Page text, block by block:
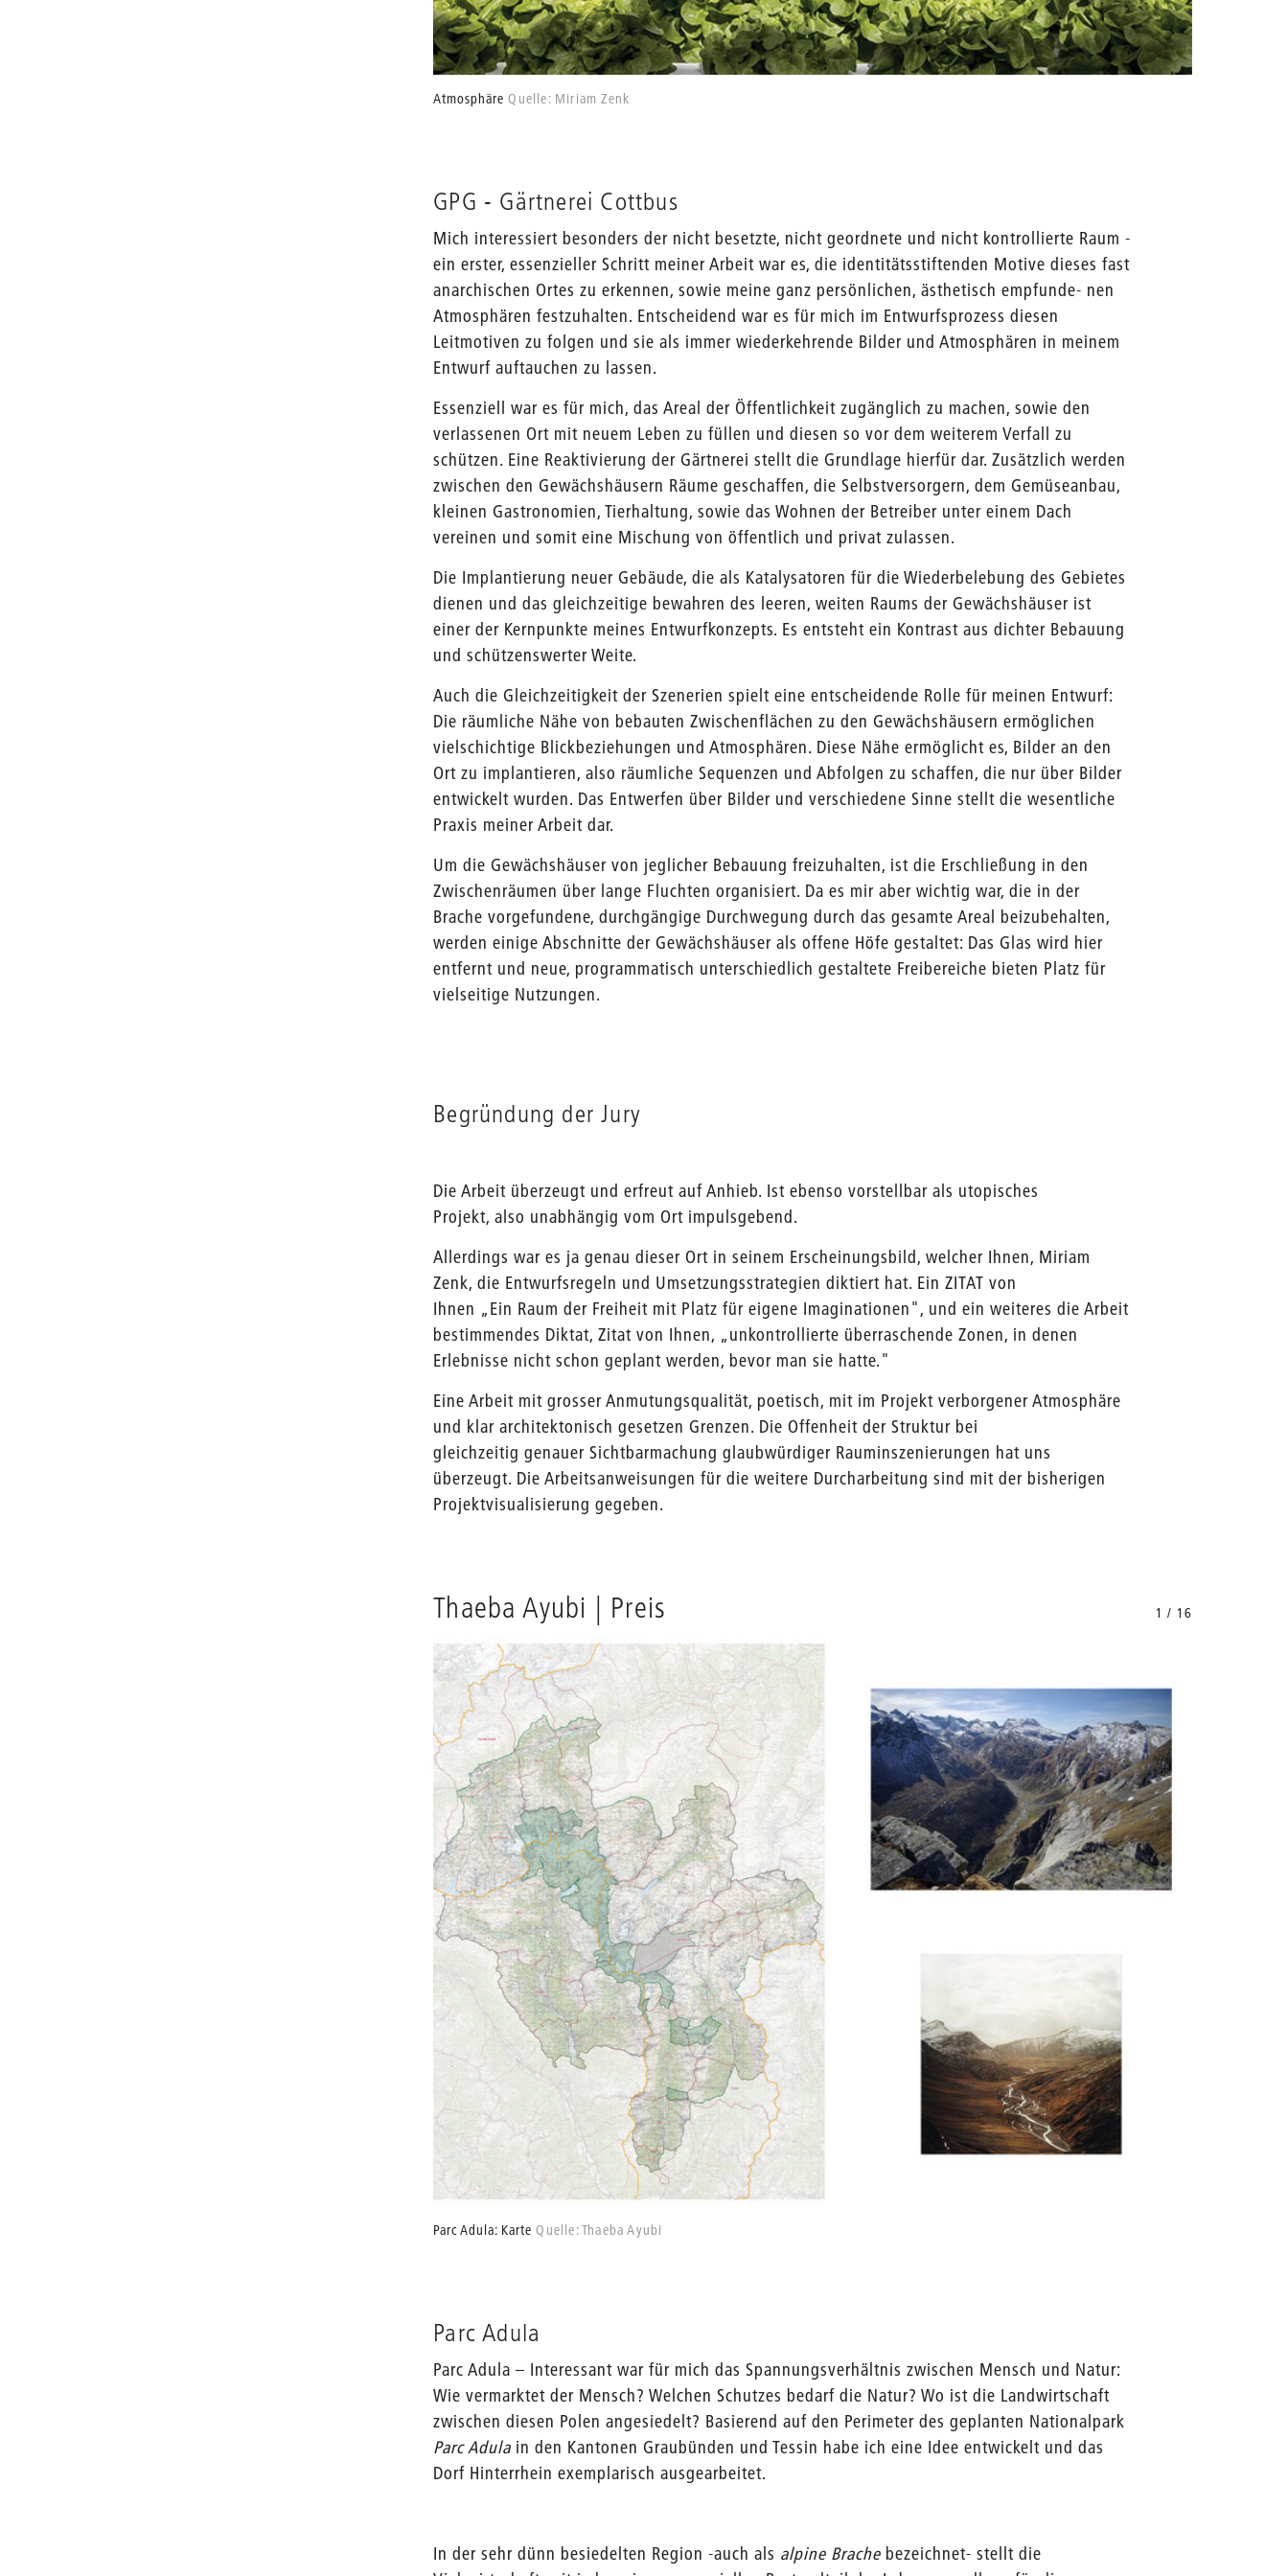
Atmosphäre Quelle: Miriam Zenk
GPG - Gärtnerei Cottbus
Mich interessiert besonders der nicht besetzte, nicht geordnete und nicht kontrollierte Raum -
ein erster, essenzieller Schritt meiner Arbeit war es, die identitätsstiftenden Motive dieses fast
anarchischen Ortes zu erkennen, sowie meine ganz persönlichen, ästhetisch empfunde- nen
Atmosphären festzuhalten. Entscheidend war es für mich im Entwurfsprozess diesen
Leitmotiven zu folgen und sie als immer wiederkehrende Bilder und Atmosphären in meinem
Entwurf auftauchen zu lassen.
Essenziell war es für mich, das Areal der Öffentlichkeit zugänglich zu machen, sowie den
verlassenen Ort mit neuem Leben zu füllen und diesen so vor dem weiterem Verfall zu
schützen. Eine Reaktivierung der Gärtnerei stellt die Grundlage hierfür dar. Zusätzlich werden
zwischen den Gewächshäusern Räume geschaffen, die Selbstversorgern, dem Gemüseanbau,
kleinen Gastronomien, Tierhaltung, sowie das Wohnen der Betreiber unter einem Dach
vereinen und somit eine Mischung von öffentlich und privat zulassen.
Die Implantierung neuer Gebäude, die als Katalysatoren für die Wiederbelebung des Gebietes
dienen und das gleichzeitige bewahren des leeren, weiten Raums der Gewächshäuser ist
einer der Kernpunkte meines Entwurfkonzepts. Es entsteht ein Kontrast aus dichter Bebauung
und schützenswerter Weite.
Auch die Gleichzeitigkeit der Szenerien spielt eine entscheidende Rolle für meinen Entwurf:
Die räumliche Nähe von bebauten Zwischenflächen zu den Gewächshäusern ermöglichen
vielschichtige Blickbeziehungen und Atmosphären. Diese Nähe ermöglicht es, Bilder an den
Ort zu implantieren, also räumliche Sequenzen und Abfolgen zu schaffen, die nur über Bilder
entwickelt wurden. Das Entwerfen über Bilder und verschiedene Sinne stellt die wesentliche
Praxis meiner Arbeit dar.
Um die Gewächshäuser von jeglicher Bebauung freizuhalten, ist die Erschließung in den
Zwischenräumen über lange Fluchten organisiert. Da es mir aber wichtig war, die in der
Brache vorgefundene, durchgängige Durchwegung durch das gesamte Areal beizubehalten,
werden einige Abschnitte der Gewächshäuser als offene Höfe gestaltet: Das Glas wird hier
entfernt und neue, programmatisch unterschiedlich gestaltete Freibereiche bieten Platz für
vielseitige Nutzungen.
Begründung der Jury
Die Arbeit überzeugt und erfreut auf Anhieb. Ist ebenso vorstellbar als utopisches
Projekt, also unabhängig vom Ort impulsgebend.
Allerdings war es ja genau dieser Ort in seinem Erscheinungsbild, welcher Ihnen, Miriam
Zenk, die Entwurfsregeln und Umsetzungsstrategien diktiert hat. Ein ZITAT von
Ihnen „Ein Raum der Freiheit mit Platz für eigene Imaginationen", und ein weiteres die Arbeit
bestimmendes Diktat, Zitat von Ihnen, „unkontrollierte überraschende Zonen, in denen
Erlebnisse nicht schon geplant werden, bevor man sie hatte."
Eine Arbeit mit grosser Anmutungsqualität, poetisch, mit im Projekt verborgener Atmosphäre
und klar architektonisch gesetzen Grenzen. Die Offenheit der Struktur bei
gleichzeitig genauer Sichtbarmachung glaubwürdiger Rauminszenierungen hat uns
überzeugt. Die Arbeitsanweisungen für die weitere Durcharbeitung sind mit der bisherigen
Projektvisualisierung gegeben.
Thaeba Ayubi | Preis
Parc Adula: Karte Quelle: Thaeba Ayubi
1 / 16
Parc Adula
Parc Adula – Interessant war für mich das Spannungsverhältnis zwischen Mensch und Natur:
Wie vermarktet der Mensch? Welchen Schutzes bedarf die Natur? Wo ist die Landwirtschaft
zwischen diesen Polen angesiedelt? Basierend auf den Perimeter des geplanten Nationalpark
Parc Adula in den Kantonen Graubünden und Tessin habe ich eine Idee entwickelt und das
Dorf Hinterrhein exemplarisch ausgearbeitet.
In der sehr dünn besiedelten Region -auch als alpine Brache bezeichnet- stellt die